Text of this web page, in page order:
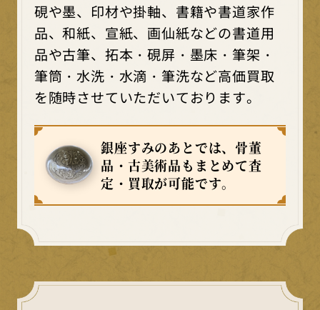
硯や墨、印材や掛軸、書籍や書道家作
品、和紙、宣紙、画仙紙などの書道用
品や古筆、拓本・硯屏・墨床・筆架・
筆筒・水洗・水滴・筆洗など高価買取
を随時させていただいております。
銀座すみのあとでは、骨董
品・古美術品もまとめて査
定・買取が可能です。